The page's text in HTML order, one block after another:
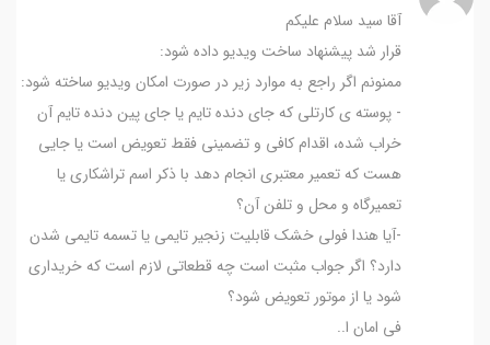
آقا سید سلام علیکم
قرار شد پیشنهاد ساخت ویدیو داده شود:
ممنونم اگر راجع به موارد زیر در صورت امکان ویدیو ساخته شود:
- پوسته ی کارتلی که جای دنده تایم یا جای پین دنده تایم آن
خراب شده، اقدام کافی و تضمینی فقط تعویض است یا جایی
هست که تعمیر معتبری انجام دهد با ذکر اسم تراشکاری یا
تعمیرگاه و محل و تلفن آن؟
-آیا هندا فولی خشک قابلیت زنجیر تایمی یا تسمه تایمی شدن
دارد؟ اگر جواب مثبت است چه قطعاتی لازم است که خریداری
شود یا از موتور تعویض شود؟
فی امان ا..